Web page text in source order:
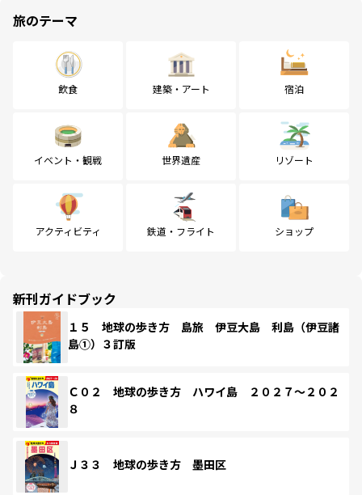
旅のテーマ
飲食 建築・アート 宿泊
イベント・観戦 世界遺産 リゾート
アクティビティ 鉄道・フライト ショップ
新刊ガイドブック
１５ 地球の歩き方 島旅 伊豆大島 利島（伊豆諸
島①）３訂版
Ｃ０２ 地球の歩き方 ハワイ島 ２０２７～２０２
８
Ｊ３３ 地球の歩き方 墨田区